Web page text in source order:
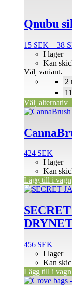
Qnubu
15 SEK – 38
2
I lager
Kan
Välj variant:
Välj alternativ
kan
väljas
produktsidan
424 SEK
I lager
Kan
Lägg till i vagn
456 SEK
I lager
Kan
Lägg till i vagn
Den